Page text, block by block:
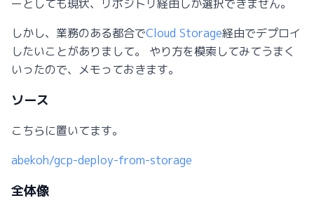
ーとしても現状、リポジトリ経由しか選択できません。
しかし、業務のある都合でCloud Storage経由でデプロイ
したいことがありまして。 やり方を模索してみてうまく
いったので、メモっておきます。
ソース
こちらに置いてます。
abekoh/gcp-deploy-from-storage
全体像